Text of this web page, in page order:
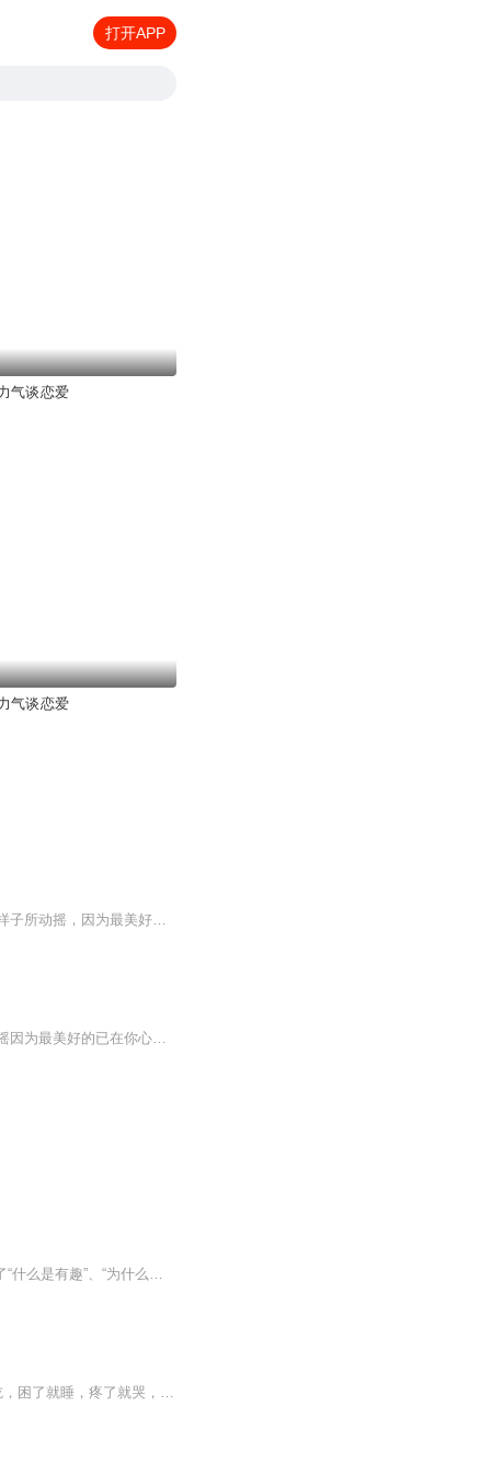
打开APP
气谈恋爱
气谈恋爱
饿了就吃。困了就睡。疼了就哭。决定走了，就别再回头。愿你再也不会被谁口中所描述的样子所动摇，因为最美好的已在你心中。食物永远是最善良的，它不拒绝每一个孤独的人。用温柔的心，用细腻的文字，去诠释那些属于日常生活里每一个有关食物与爱的故事。我们喜欢美味，同样期待美好的感情。所以请先学会宠爱自己，你若美好，爱情自来。
饿了就吃困了就睡疼了就哭决定走了，就别再回头愿你再也不会被谁口中所描述的样子所动摇因为最美好的已在你心中食物永远是最善良的，它不拒绝每一个孤独的人。这是一本写日夜陪伴我们的食物，还有我们朝思夜想的爱情的书。用温柔的心，用细腻的文字，去诠释那些属于日常生活里每一个有关食物与爱的故事。我们喜欢美味，同样期待美好的感情。所以请先学会宠爱自己，你若美好，爱情自来。作者简介蔡要要不吃药[豆瓣] And [知乎] 人气小天后，[犀牛故事]App人气作者。长的特别美，开过青旅，去过很多地方...
【编辑推荐】1.好看的书总是千篇一律，有趣的灵魂却万里挑一。本书旁征博引，深入剖析了“什么是有趣”、“为什么有趣”、“如何有趣”三大命题，把“有趣”重构成一种可以学习的技能，真正做到让自己的人生可以抵达诗和远方。2.生活是一滩死水，需要注入灵魂与生命方能奔腾向远方。学习为生活注入灵魂，其实便是学习让灵魂变得有趣。书中的文字将带你走上这条道路，并指导你前进的方向，带你追寻“诗和远方”。3.书中的范例故事多现实，有助于让读者更加深入地理解本书的内涵，代入感颇强，能引起读者的强烈共...
大家好，我是主播：夜兰幽思。 如果你喜欢我的话，请加我个人QQ：1093712027 饿了就吃，困了就睡，疼了就哭，决定走了，就别再回头。 愿你再也不会被谁口中所描述的样子所动摇。 因为最美好的已在你心中。 食物永远是最善良的，它不拒绝每一个孤独的人。 这是一本写日夜陪伴我们的食物，还有我们朝思夜想的爱情的书。 ——蔡要要不吃药